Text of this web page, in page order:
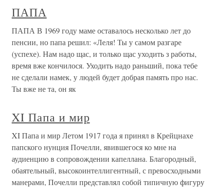
ПАПА
ПАПА В 1969 году маме оставалось несколько лет до
пенсии, но папа решил: «Леля! Ты у самом разгаре
(успехе). Нам надо щас, и только щас уходить з работы,
время вже кончилося. Уходить надо раньший, пока тебе
не сделали намек, у людей будет добрая память про нас.
Ты вже не та, он як
XI Папа и мир
XI Папа и мир Летом 1917 года я принял в Крейцнахе
папского нунция Почелли, явившегося ко мне на
аудиенцию в сопровождении капеллана. Благородный,
обаятельный, высокоинтеллигентный, с превосходными
манерами, Почелли представлял собой типичную фигуру